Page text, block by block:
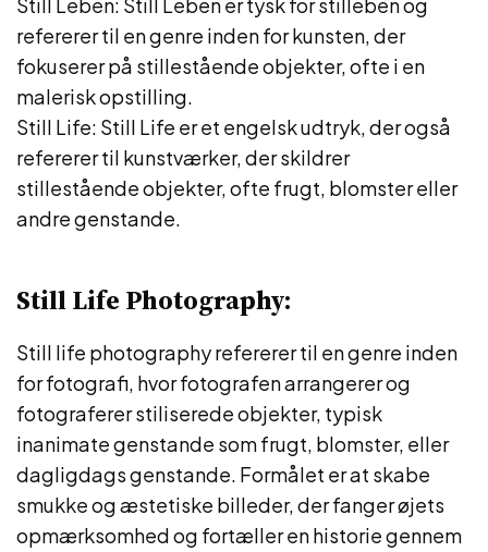
refererer til en genre inden for kunsten, der
fokuserer på stillestående objekter, ofte i en
malerisk opstilling.
Still Life: Still Life er et engelsk udtryk, der også
refererer til kunstværker, der skildrer
stillestående objekter, ofte frugt, blomster eller
andre genstande.
Still Life Photography:
Still life photography refererer til en genre inden
for fotografi, hvor fotografen arrangerer og
fotograferer stiliserede objekter, typisk
inanimate genstande som frugt, blomster, eller
dagligdags genstande. Formålet er at skabe
smukke og æstetiske billeder, der fanger øjets
opmærksomhed og fortæller en historie gennem